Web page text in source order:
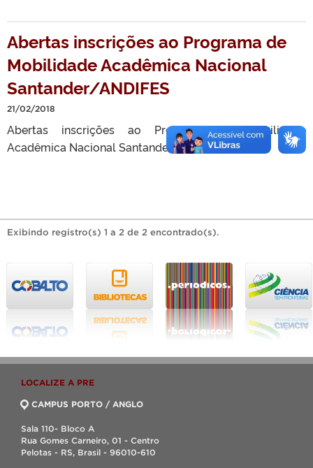
Abertas inscrições ao Programa de
Mobilidade Acadêmica Nacional
Santander/ANDIFES
21/02/2018
Abertas inscrições ao Programa de Mobilidade
Acadêmica Nacional Santander/ANDIFES
Exibindo registro(s) 1 a 2 de 2 encontrado(s).
LOCALIZE A PRE
CAMPUS PORTO / ANGLO
Sala 110- Bloco A
Rua Gomes Carneiro, 01 - Centro
Pelotas - RS, Brasil - 96010-610